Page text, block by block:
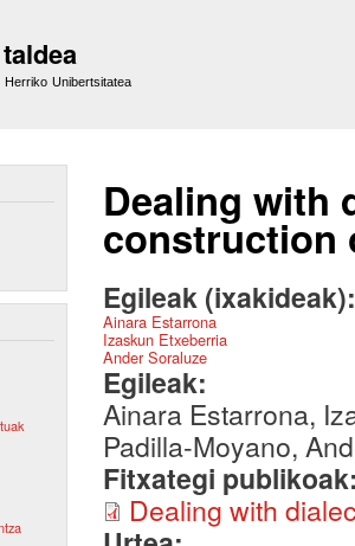
Herriko Unibertsitatea
Dealing with
construction
Egileak
Ainara Estarrona
Izaskun Etxeberria
Ander Soraluze
Egileak:
Ainara Estarrona,
Padilla-Moyano,
Fitxategi
Dealing with